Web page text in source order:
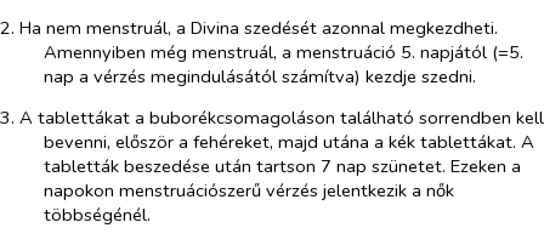
2. Ha nem menstruál, a Divina szedését azonnal megkezdheti.
Amennyiben még menstruál, a menstruáció 5. napjától (=5.
nap a vérzés megindulásától számítva) kezdje szedni.
3. A tablettákat a buborékcsomagoláson található sorrendben kell
bevenni, először a fehéreket, majd utána a kék tablettákat. A
tabletták beszedése után tartson 7 nap szünetet. Ezeken a
napokon menstruációszerű vérzés jelentkezik a nők
többségénél.